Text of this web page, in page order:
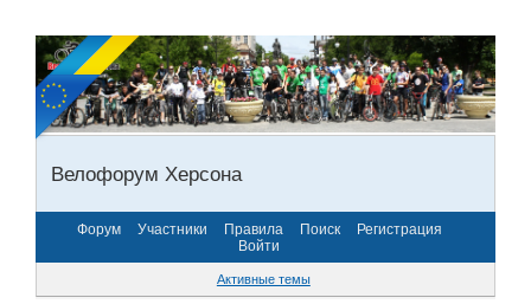
Велофорум Херсона
Форум Участники Правила Поиск
Регистрация
Войти
Активные темы